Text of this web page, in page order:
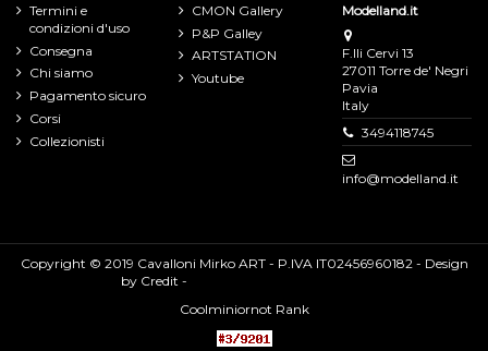
Termini e
condizioni d'uso
Consegna
Chi siamo
Pagamento sicuro
Corsi
Collezionisti
CMON Gallery
P&P Galley
ARTSTATION
Youtube
Modelland.it
F.lli Cervi 13
27011 Torre de' Negri
Pavia
Italy
3494118745
info@modelland.it
Copyright © 2019 Cavalloni Mirko ART - P.IVA IT02456960182 - Design
by Credit -
Coolminiornot Rank